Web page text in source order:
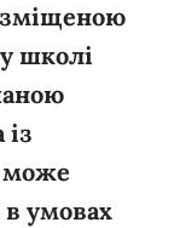
школі
може
умовах